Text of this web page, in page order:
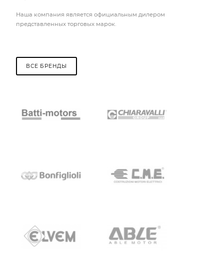
Наша компания является официальным дилером
представленных торговых марок.
ВСЕ БРЕНДЫ